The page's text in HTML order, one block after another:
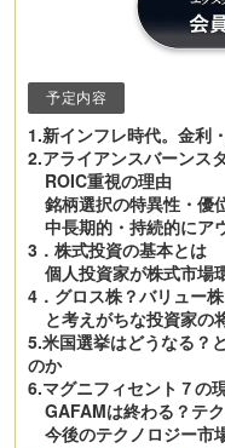
予定内容
1.新インフレ時代。金利
2.アライアンスバーンス
ROIC重視の理由
銘柄選択の特異性・優
中長期的・持続的にア
3．株式投資の基本とは
個人投資家が株式市場
4．グロス株？バリュー
と考えがちな投資家の
5.米国選挙はどうなる？
のか
6.マグニフィセント７の
GAFAMは終わる？テ
今後のテクノロジー市